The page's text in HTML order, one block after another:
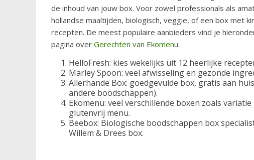
de inhoud van jouw box. Voor zowel professionals als
hollandse maaltijden, biologisch, veggie, of een box met
recepten. De meest populaire aanbieders vind je
pagina over Gerechten van Ekomenu.
HelloFresh: kies wekelijks uit 12 heerlijke
Marley Spoon: veel afwisseling en gezonde
Allerhande Box: goedgevulde box, gratis aan
andere boodschappen).
Ekomenu: veel verschillende boxen zoals
glutenvrij menu.
Beebox: Biologische boodschappen box
Willem & Drees box.